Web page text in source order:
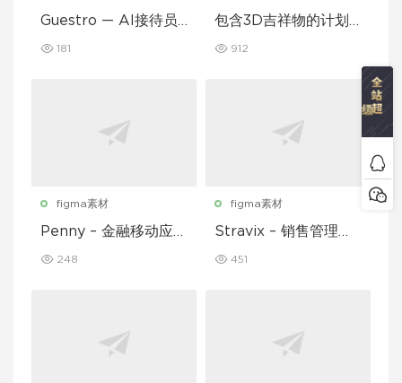
Guestro — AI接待员
181
包含3D吉祥物的计划
计UI套件
912
figma素材
Penny – 金融移动应用
248
figma素材
Stravix – 销售管理仪
451